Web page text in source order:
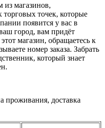
из магазинов,
точек, которые
появится у вас в
город, вам придёт
магазин, обращаетесь к
номер заказа. Забрать
который знает
проживания, доставка